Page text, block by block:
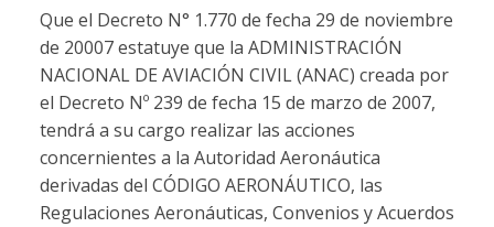
Que el Decreto N° 1.770 de fecha 29 de noviembre
de 20007 estatuye que la ADMINISTRACIÓN
NACIONAL DE AVIACIÓN CIVIL (ANAC) creada por
el Decreto Nº 239 de fecha 15 de marzo de 2007,
tendrá a su cargo realizar las acciones
concernientes a la Autoridad Aeronáutica
derivadas del CÓDIGO AERONÁUTICO, las
Regulaciones Aeronáuticas, Convenios y Acuerdos